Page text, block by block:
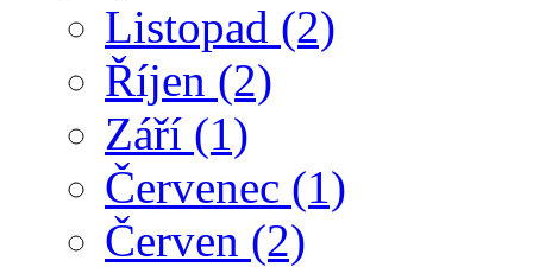
Listopad (2)
Říjen (2)
Září (1)
Červenec (1)
Červen (2)